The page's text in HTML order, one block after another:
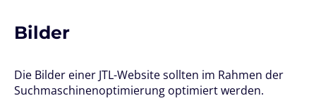
Bilder
Die Bilder einer JTL-Website sollten im Rahmen der
Suchmaschinenoptimierung optimiert werden.